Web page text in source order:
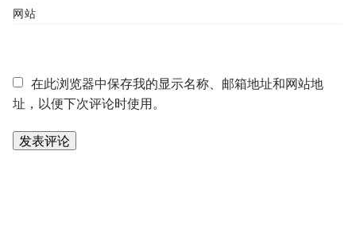
网站
在此浏览器中保存我的显示名称、邮箱地址和网站地
址，以便下次评论时使用。